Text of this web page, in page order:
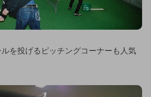
を投げるピッチングコーナーも人気